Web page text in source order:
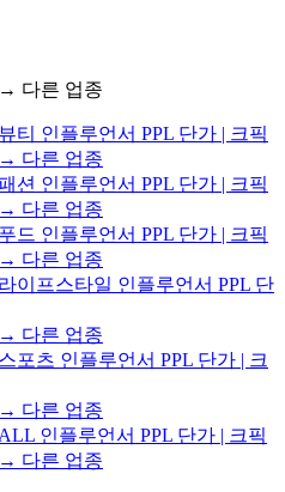
다른 업종
티 인플루언서 PPL 단가 | 크픽
다른 업종
션 인플루언서 PPL 단가 | 크픽
다른 업종
드 인플루언서 PPL 단가 | 크픽
다른 업종
이프스타일 인플루언서 PPL 단
다른 업종
포츠 인플루언서 PPL 단가 | 크
다른 업종
인플루언서 PPL 단가 | 크픽
다른 업종